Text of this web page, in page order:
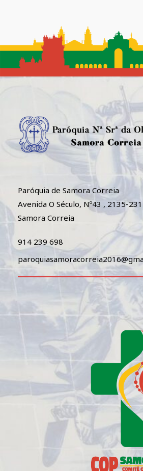
Paróquia de Samora Correia
Avenida O Século, Nº43 , 2135-231
Samora Correia
914 239 698